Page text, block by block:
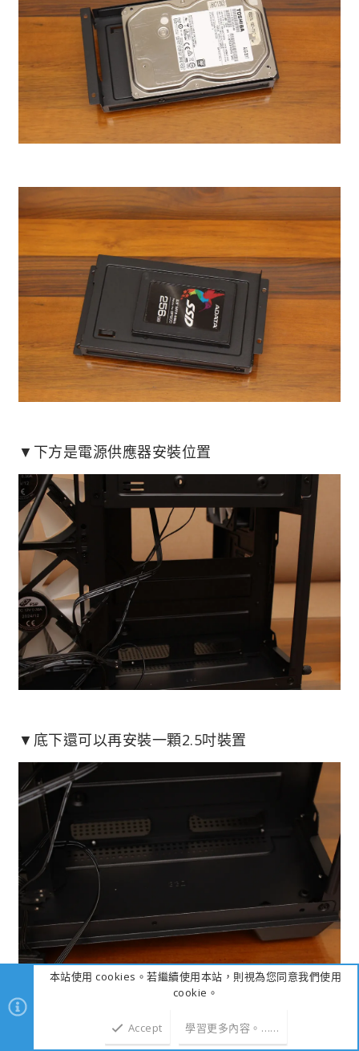
▼下方是電源供應器安裝位置
▼底下還可以再安裝一顆2.5吋裝置
▼實際裝機圖，這次安裝主機板為iTX規格，顯示
本站使用 cookies。若繼續使用本站，則視為您同意我們使用
cookie。
Accept 學習更多內容。……